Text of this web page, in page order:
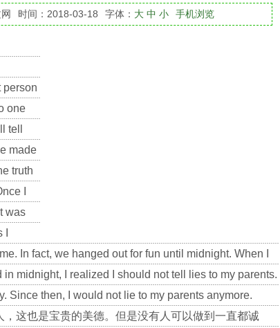
时间：2018-03-18 字体： 大 中 小 手机浏览
person
one
tell
made
truth
I
was
In fact, we hanged out for fun until midnight. When I
midnight, I realized I should not tell lies to my parents.
Since then, I would not lie to my parents anymore.
这也是宝贵的美德。但是没有人可以做到一直都诚